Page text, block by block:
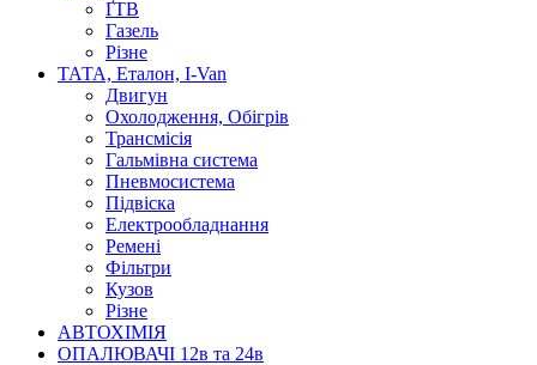
ҐТВ
Газель
Різне
ТАТА, Еталон, I-Van
Двигун
Охолодження, Обігрів
Трансмісія
Гальмівна система
Пневмосистема
Підвіска
Електрообладнання
Ремені
Фільтри
Кузов
Різне
АВТОХІМІЯ
ОПАЛЮВАЧІ 12в та 24в